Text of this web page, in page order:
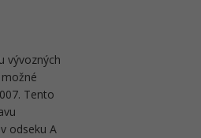
vývozných
Tento
odseku A